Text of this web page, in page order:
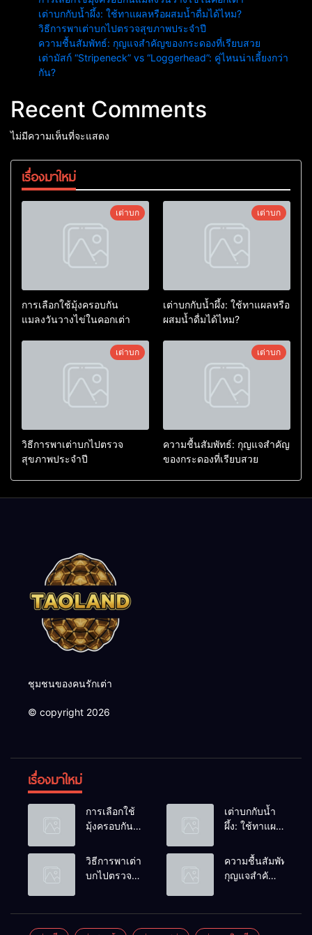
เต่าบกกับน้ำผึ้ง: ใช้ทาแผลหรือผสมน้ำดื่มได้ไหม?
วิธีการพาเต่าบกไปตรวจสุขภาพประจำปี
ความชื้นสัมพัทธ์: กุญแจสำคัญของกระดองที่เรียบสวย
เต่ามัสก์ “Stripeneck” vs “Loggerhead”: คู่ไหนน่าเลี้ยงกว่า
กัน?
Recent Comments
ไม่มีความเห็นที่จะแสดง
เรื่องมาใหม่
เต่าบก
การเลือกใช้มุ้งครอบกัน
แมลงวันวางไข่ในคอกเต่า
เต่าบก
เต่าบกกับน้ำผึ้ง: ใช้ทาแผลหรือ
ผสมน้ำดื่มได้ไหม?
เต่าบก
วิธีการพาเต่าบกไปตรวจ
สุขภาพประจำปี
เต่าบก
ความชื้นสัมพัทธ์: กุญแจสำคัญ
ของกระดองที่เรียบสวย
ชุมชนของคนรักเต่า
© copyright 2026
เรื่องมาใหม่
การเลือกใช้
มุ้งครอบกัน
วางไข่ในคอก
เต่า
เต่าบกกับน้ำ
ผึ้ง: ใช้ทาแผล
ดื่มได้ไหม?
วิธีการพาเต่า
บกไปตรวจ
ความชื้นสัมพัทธ์:
กุญแจสำคัญ